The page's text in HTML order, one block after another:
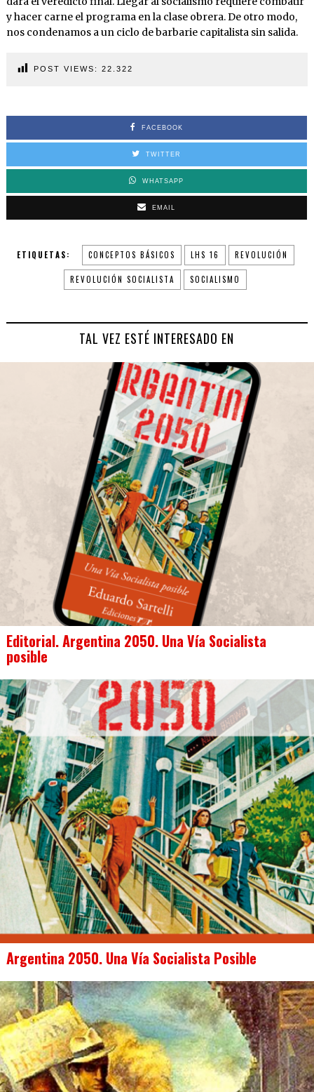
y hacer carne el programa en la clase obrera. De otro modo,
nos condenamos a un ciclo de barbarie capitalista sin salida.
POST VIEWS: 22.322
FACEBOOK
TWITTER
WHATSAPP
EMAIL
ETIQUETAS: CONCEPTOS BÁSICOS LHS 16 REVOLUCIÓN
REVOLUCIÓN SOCIALISTA SOCIALISMO
TAL VEZ ESTÉ INTERESADO EN
Editorial. Argentina 2050. Una Vía Socialista
posible
Argentina 2050. Una Vía Socialista Posible